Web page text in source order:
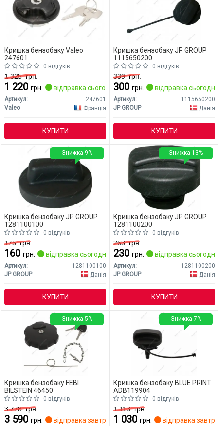
Кришка бензобаку Valeo
247601
0 відгуків
1 325грн.
1 220 грн. відправка сьогодні
Артикул:
247601
Valeo
Франція
КУПИТИ
Кришка бензобаку JP GROUP
1115650200
0 відгуків
339грн.
300 грн. відправка сьогодні
Артикул:
1115650200
JP GROUP
Данія
КУПИТИ
Кришка бензобаку JP GROUP
1281100100
0 відгуків
175грн.
160 грн. відправка сьогодні
Артикул:
1281100100
JP GROUP
Данія
КУПИТИ
Знижка 9%
Кришка бензобаку JP GROUP
1281100200
0 відгуків
263грн.
230 грн. відправка сьогодні
Артикул:
1281100200
JP GROUP
Данія
КУПИТИ
Знижка 13%
Кришка бензобаку FEBI
BILSTEIN 46450
0 відгуків
3 778грн.
3 590 грн. відправка завтра
Знижка 5%
Кришка бензобаку BLUE PRINT
ADB119904
0 відгуків
1 113грн.
1 030 грн. відправка
Знижка 7%